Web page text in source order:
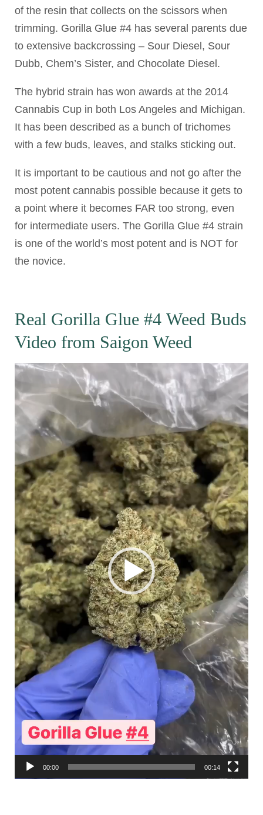
of the resin that collects on the scissors when
trimming. Gorilla Glue #4 has several parents due
to extensive backcrossing – Sour Diesel, Sour
Dubb, Chem’s Sister, and Chocolate Diesel.
The hybrid strain has won awards at the 2014
Cannabis Cup in both Los Angeles and Michigan.
It has been described as a bunch of trichomes
with a few buds, leaves, and stalks sticking out.
It is important to be cautious and not go after the
most potent cannabis possible because it gets to
a point where it becomes FAR too strong, even
for intermediate users. The Gorilla Glue #4 strain
is one of the world’s most potent and is NOT for
the novice.
Real Gorilla Glue #4 Weed Buds
Video from Saigon Weed
Reproductor
de
vídeo
00:00 00:14